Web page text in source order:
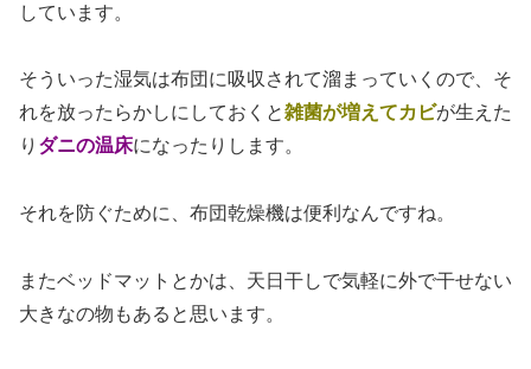
しています。
そういった湿気は布団に吸収されて溜まっていくので、そ
れを放ったらかしにしておくと雑菌が増えてカビが生えた
り ダニの温床になったりします。
それを防ぐために、布団乾燥機は便利なんですね。
またベッドマットとかは、天日干しで気軽に外で干せない
大きなの物もあると思います。